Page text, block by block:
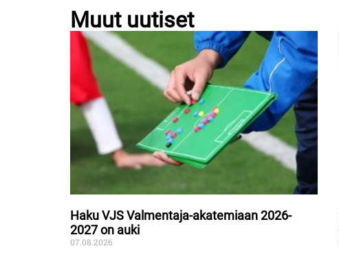
Muut uutiset
Haku VJS Valmentaja-akatemiaan 2026-
2027 on auki
07.08.2026